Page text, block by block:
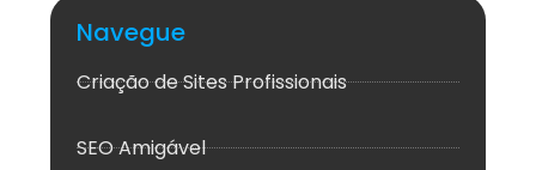
Navegue
Criação de Sites Profissionais
SEO Amigável